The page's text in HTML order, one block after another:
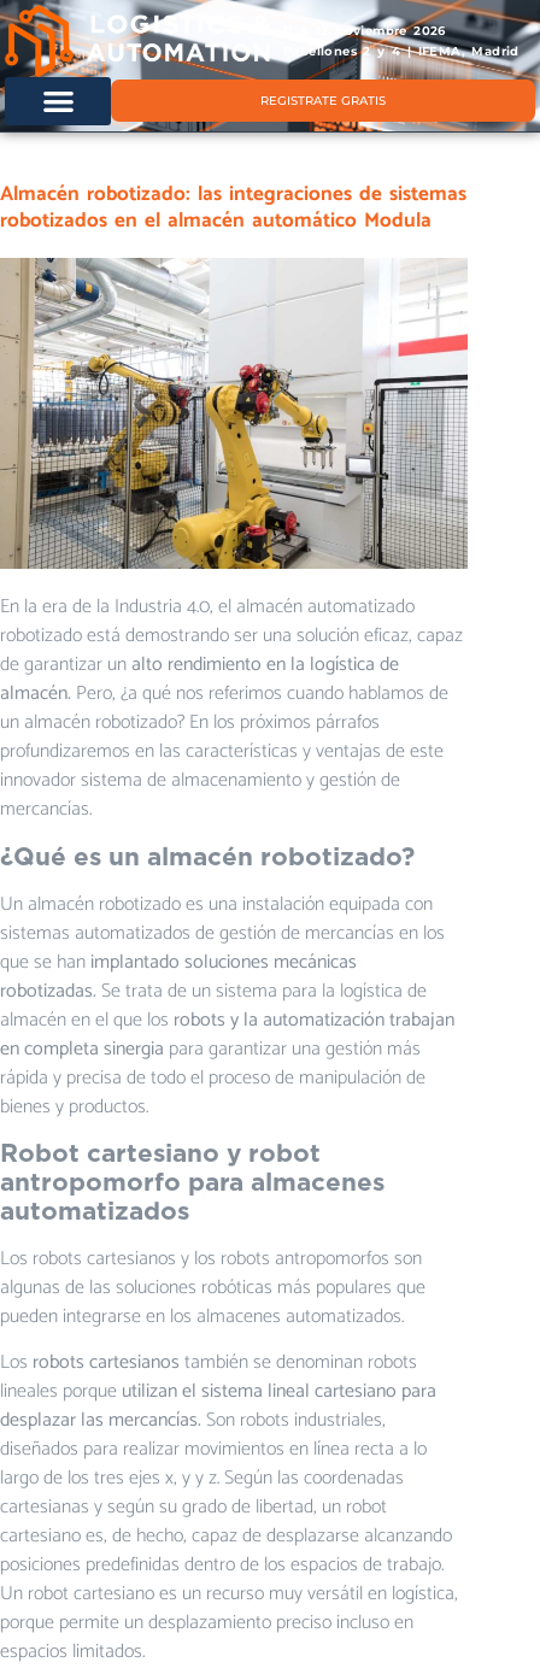
11 & 12 noviembre 2026
Pabellones 2 y 4 | IFEMA, Madrid
REGISTRATE GRATIS
Almacén robotizado: las integraciones de sistemas
robotizados en el almacén automático Modula
En la era de la Industria 4.0, el almacén automatizado
robotizado está demostrando ser una solución eficaz, capaz
de garantizar unalto rendimiento en la logística de
almacén. Pero, ¿a qué nos referimos cuando hablamos de
un almacén robotizado? En los próximos párrafos
profundizaremos en las características y ventajas de este
innovador sistema de almacenamiento y gestión de
mercancías.
¿Qué es un almacén robotizado?
Un almacén robotizado es una instalación equipada con
sistemas automatizados de gestión de mercancías en los
que se hanimplantado soluciones mecánicas
robotizadas.Se trata de un sistema para la logística de
almacén en el que los robots y la automatización trabajan
en completa sinergia para garantizar una gestión más
rápida y precisa de todo el proceso de manipulación de
bienes y productos.
Robot cartesiano y robot
antropomorfo para almacenes
automatizados
Los robots cartesianos y los robots antropomorfos son
algunas de las soluciones robóticas más populares que
pueden integrarse en los almacenes automatizados.
Los robots cartesianostambién se denominan robots
lineales porqueutilizan el sistema lineal cartesiano para
desplazar las mercancías.Son robots industriales,
diseñados para realizar movimientos en línea recta a lo
largo de los tres ejes x, y y z. Según las coordenadas
cartesianas y según su grado de libertad, un robot
cartesiano es, de hecho, capaz de desplazarse alcanzando
posiciones predefinidas dentro de los espacios de trabajo.
Un robot cartesiano es un recurso muy versátil en logística,
porque permite un desplazamiento preciso incluso en
espacios limitados.